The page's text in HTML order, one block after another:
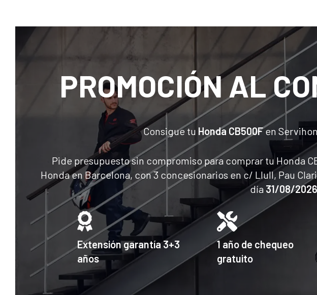
PROMOCIÓN AL
Consigue tu Honda CB500Fen
Pide presupuesto sin compromiso para comprar tu Honda
Honda en Barcelona, ​​con 3 concesionarios en c/ Llull, Pau
día 31/08/2026
Extensión garantía 3+3
años
1 año de chequeo
gratuito